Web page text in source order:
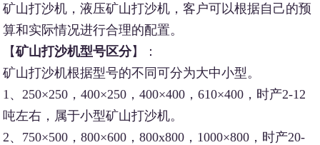
矿山打沙机，液压矿山打沙机，客户可以根据自己的预
算和实际情况进行合理的配置。
【矿山打沙机型号区分】：
矿山打沙机根据型号的不同可分为大中小型。
1、250×250，400×250，400×400，610×400，时产2-12
吨左右，属于小型矿山打沙机。
2、750×500，800×600，800x800，1000×800，时产20-